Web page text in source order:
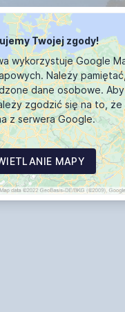
Twojej zgody!
wykorzystuje Google
Należy
dane osobowe.
zgodzić się na to,
z serwera Google.
MAPY